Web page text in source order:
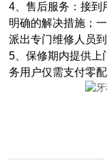
4、售后服务：接到
明确的解决措施；
派出专门维修人员到
5、保修期内提供上
务用户仅需支付零配